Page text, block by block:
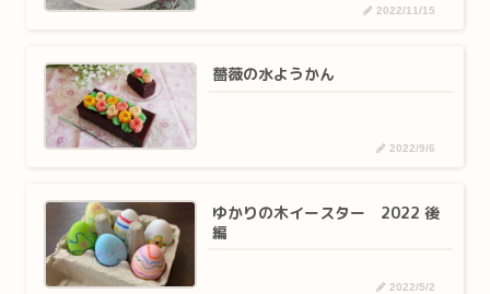
2022/11/15
薔薇の水ようかん
2022/9/6
ゆかりの木イースター 2022 後
編
2022/5/2